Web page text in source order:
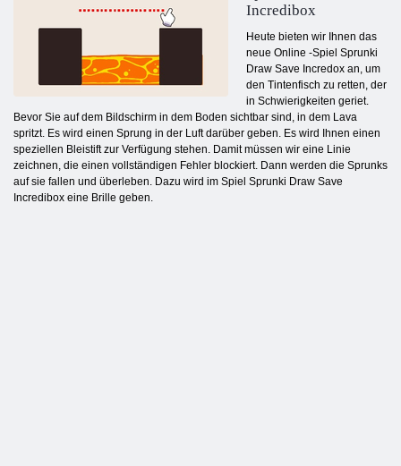
Incredibox
Heute bieten wir Ihnen das
neue Online -Spiel Sprunki
Draw Save Incredox an, um
den Tintenfisch zu retten, der
in Schwierigkeiten geriet.
Bevor Sie auf dem Bildschirm in dem Boden sichtbar sind, in dem Lava
spritzt. Es wird einen Sprung in der Luft darüber geben. Es wird Ihnen einen
speziellen Bleistift zur Verfügung stehen. Damit müssen wir eine Linie
zeichnen, die einen vollständigen Fehler blockiert. Dann werden die Sprunks
auf sie fallen und überleben. Dazu wird im Spiel Sprunki Draw Save
Incredibox eine Brille geben.